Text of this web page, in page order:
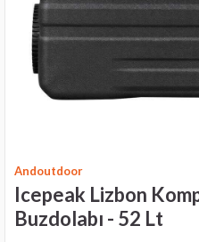
Andoutdoor
Icepeak Lizbon
Buzdolabı - 52 Lt